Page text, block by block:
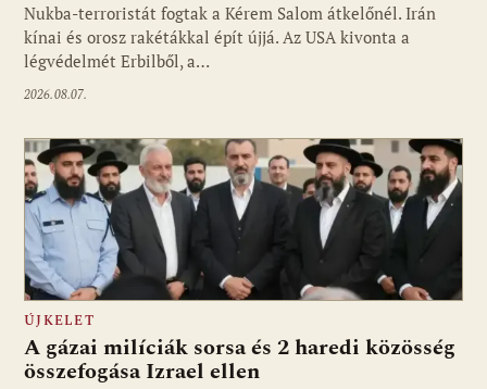
Nukba-terroristát fogtak a Kérem Salom átkelőnél. Irán
kínai és orosz rakétákkal épít újjá. Az USA kivonta a
légvédelmét Erbilből, a…
2026.08.07.
ÚJKELET
A gázai milíciák sorsa és 2 haredi közösség
összefogása Izrael ellen